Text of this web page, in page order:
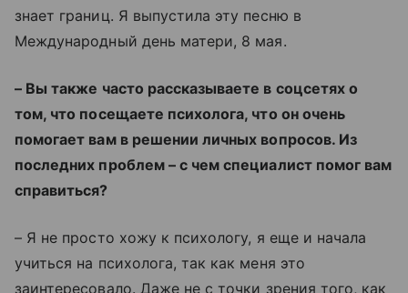
знает границ. Я выпустила эту песню в
Международный день матери, 8 мая.
– Вы также часто рассказываете в соцсетях о
том, что посещаете психолога, что он очень
помогает вам в решении личных вопросов. Из
последних проблем – с чем специалист помог вам
справиться?
– Я не просто хожу к психологу, я еще и начала
учиться на психолога, так как меня это
заинтересовало. Даже не с точки зрения того, как